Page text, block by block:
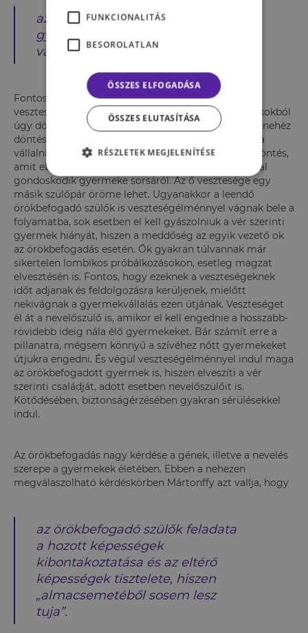
az örökbefogadott
gyermekeknek több anyukája
van és az örökbefogadó az egyik.
Fontos kiemelni, hogy az örökbefogadás mindig
veszteséggel indul: a vér szerinti szülő különböző okokból
úgy dönt, hogy lemond gyermekéről, mely nagyon nehéz
döntés, azonban ha úgy ítéli meg, hogy ő nem tudja
vállalni gyermekét, az örökbeadás talán a legjobb döntés,
amit ebben a nehéz helyzetben hozhat, hiszen ezáltal
gondoskodik gyermeke sorsáról. Az ő vesztesége egy
másik szülőpár öröme lehet. Ugyanakkor a leendő
örökbefogadó szülők is veszteségélménnyel vágnak bele a
folyamatba, sok esetben el kell gyászolniuk a vér szerinti
gyermek hiányát, hiszen a meddőség az egyik vezető ok
az örökbefogadás esetén. Ők gyakran túlvannak már
sikertelen lombikos próbálkozásokon, esetleg magzat
elvesztésén is. Fontos, hogy ezeknek a veszteségeknek
időt adjanak és feldolgozásra kerüljenek, mielőtt
nekivágnak a gyermekvállalás ezen útjának. Veszteséget
él át a nevelőszülő is, amikor el kell engednie a hosszabb-
rövidebb ideig nála élő gyermekeket. Bár számít erre a
pillanatra, mégsem könnyű a szívéhez nőtt gyermekeket
útjukra engedni. És végül veszteségélménnyel indul maga
az örökbefogadott gyermek is, hiszen elveszíti a vér
szerinti családját, adott esetben nevelőszülőit is.
Kötődésében, biztonságérzésében gyakran sérülésekkel
indul.
Az örökbefogadás nagy kérdése a gének, illetve a nevelés
szerepe a gyermekek életében. Ebben a nehezen
megválaszolható kérdéskörben Mártonffy azt vallja, hogy
az örökbefogadó szülők feladata
a hozott képességek
kibontakoztatása és az eltérő
képességek tisztelete, hiszen
„almacsemetéből sosem lesz
tuja”.
FUNKCIONALITÁS
BESOROLATLAN
ÖSSZES ELFOGADÁSA
ÖSSZES ELUTASÍTÁSA
RÉSZLETEK MEGJELENÍTÉSE